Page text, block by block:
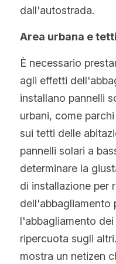
dall'autostrada.
Area urbana e
È necessario
agli effetti
installano pannelli
urbani, come
sui tetti delle
pannelli solari a
determinare la
di installazione per
dell'abbagliamento
l'abbagliamento
ripercuota sugli
mostra un netizen